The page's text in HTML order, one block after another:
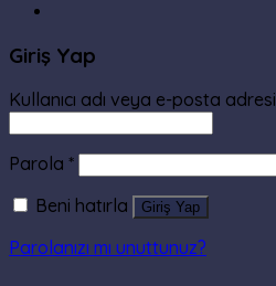
Giriş Yap
Kullanıcı adı veya e-posta adresi
Parola *
Beni hatırla
Giriş Yap
Parolanızı mı unuttunuz?